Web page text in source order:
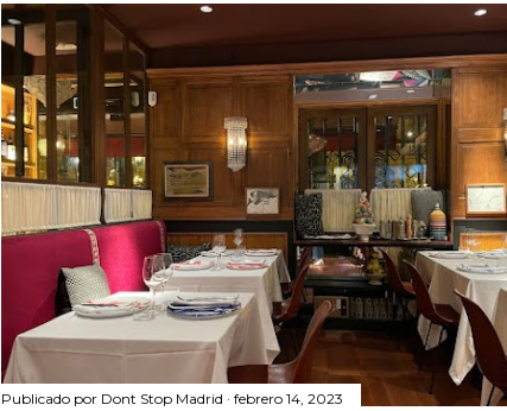
t
r
a
d
a
Publicado por Dont Stop Madrid febrero 14, 2023